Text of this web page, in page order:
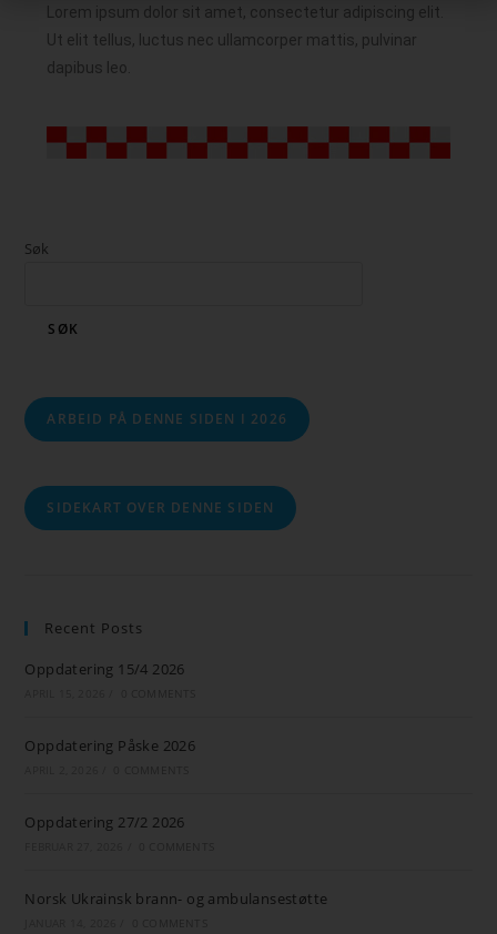
Lorem ipsum dolor sit amet, consectetur adipiscing elit.
Ut elit tellus, luctus nec ullamcorper mattis, pulvinar
dapibus leo.
Søk
SØK
ARBEID PÅ DENNE SIDEN I 2026
SIDEKART OVER DENNE SIDEN
Recent Posts
Oppdatering 15/4 2026
Oppdatering Påske 2026
Oppdatering 27/2 2026
Norsk Ukrainsk brann- og ambulansestøtte